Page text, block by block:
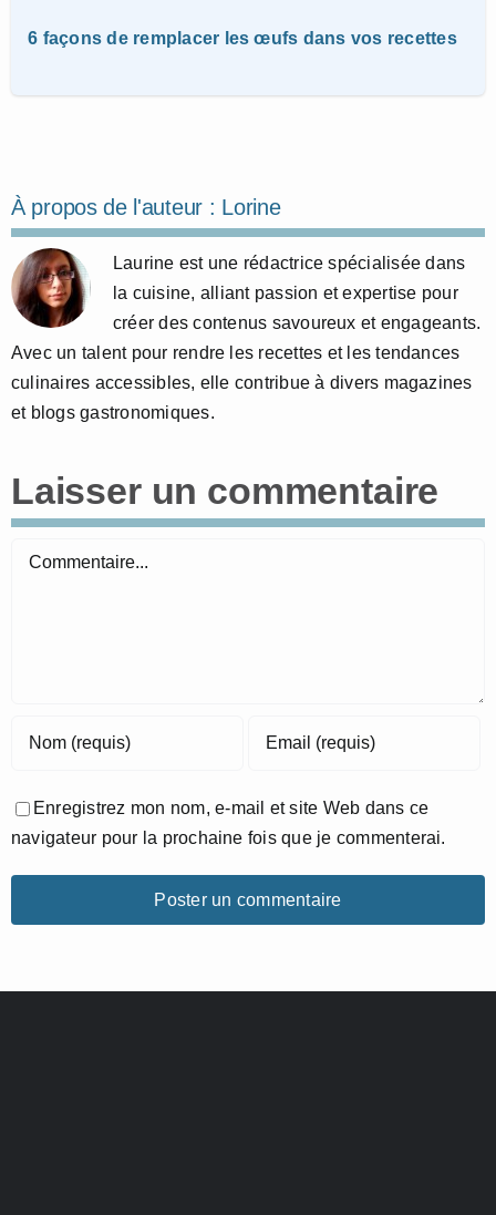
6 façons de remplacer les œufs dans vos recettes
À propos de l'auteur : Lorine
Laurine est une rédactrice spécialisée dans
la cuisine, alliant passion et expertise pour
créer des contenus savoureux et engageants.
Avec un talent pour rendre les recettes et les tendances
culinaires accessibles, elle contribue à divers magazines
et blogs gastronomiques.
Laisser un commentaire
Commentaire
Enregistrez mon nom, e-mail et site Web dans ce
navigateur pour la prochaine fois que je commenterai.